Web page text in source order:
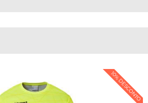
10% DESCONTO